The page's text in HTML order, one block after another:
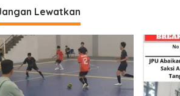
g
a
s
i
Lewatkan